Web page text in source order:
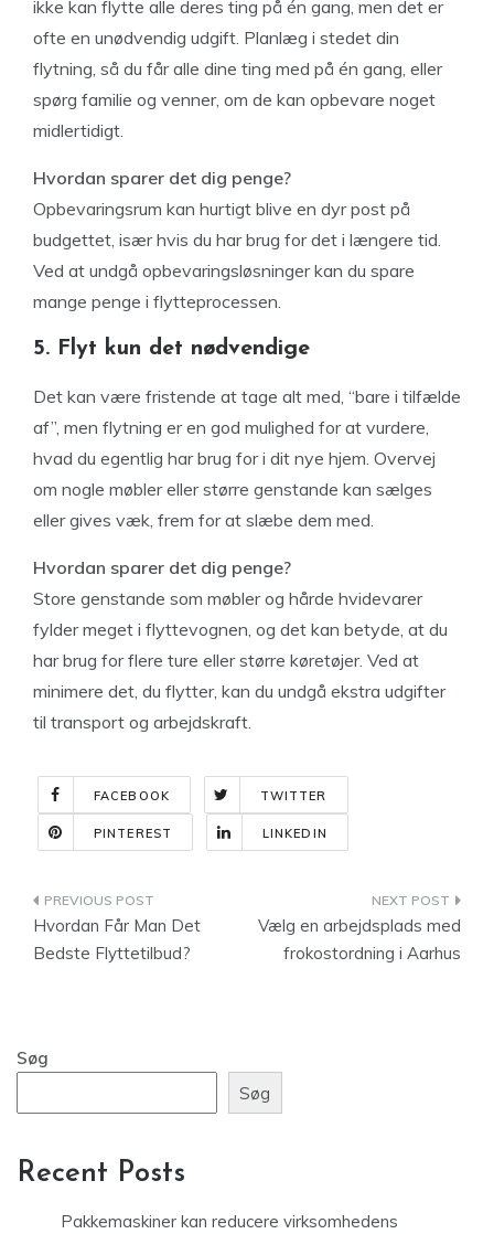
ikke kan flytte alle deres ting på én gang, men det er
ofte en unødvendig udgift. Planlæg i stedet din
flytning, så du får alle dine ting med på én gang, eller
spørg familie og venner, om de kan opbevare noget
midlertidigt.
Hvordan sparer det dig penge?
Opbevaringsrum kan hurtigt blive en dyr post på
budgettet, især hvis du har brug for det i længere tid.
Ved at undgå opbevaringsløsninger kan du spare
mange penge i flytteprocessen.
5. Flyt kun det nødvendige
Det kan være fristende at tage alt med, “bare i tilfælde
af”, men flytning er en god mulighed for at vurdere,
hvad du egentlig har brug for i dit nye hjem. Overvej
om nogle møbler eller større genstande kan sælges
eller gives væk, frem for at slæbe dem med.
Hvordan sparer det dig penge?
Store genstande som møbler og hårde hvidevarer
fylder meget i flyttevognen, og det kan betyde, at du
har brug for flere ture eller større køretøjer. Ved at
minimere det, du flytter, kan du undgå ekstra udgifter
til transport og arbejdskraft.
FACEBOOK TWITTER
PINTEREST LINKEDIN
Indlægsnavigation
Hvordan Får Man Det
Bedste Flyttetilbud?
Vælg en arbejdsplads med
frokostordning i Aarhus
Søg
Søg
Recent Posts
Pakkemaskiner kan reducere virksomhedens